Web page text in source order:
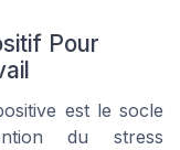
Pour
est le socle
du stress